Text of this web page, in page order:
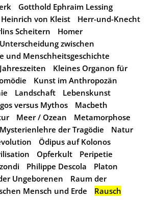
Gotthold Ephraim Lessing
Heinrich von Kleist
Herr-und-Knecht
Scheitern
Homer
zwischen
und Menschheitsgeschichte
Jahreszeiten
Kleines Organon für
Kunst im Anthropozän
Landschaft
Lebenskunst
versus Mythos
Macbeth
Meer / Ozean
Metamorphose
Mysterienlehre der Tragödie
Natur
Ödipus auf Kolonos
Opferkult
Peripetie
Philippe Descola
Platon
Ungeborenen
Raum der
Mensch und Erde
Rausch